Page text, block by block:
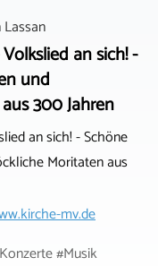
Lassan
an sich! -
und
300 Jahren
an sich! - Schöne
Moritaten aus
mv.de
#Musik